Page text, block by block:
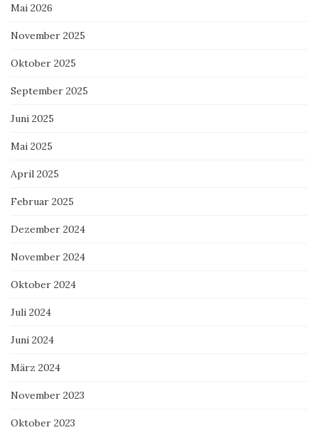
Mai 2026
November 2025
Oktober 2025
September 2025
Juni 2025
Mai 2025
April 2025
Februar 2025
Dezember 2024
November 2024
Oktober 2024
Juli 2024
Juni 2024
März 2024
November 2023
Oktober 2023